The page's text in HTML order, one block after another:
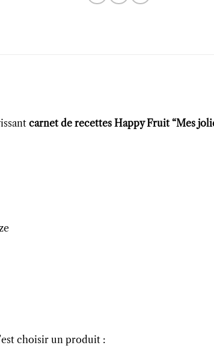
carnet de recettes Happy Fruit “Mes
choisir un produit :